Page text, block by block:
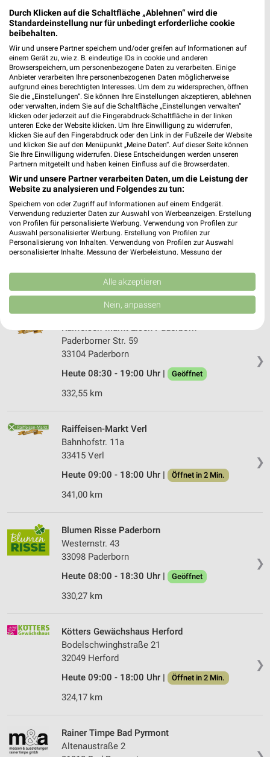
324,83 km
Metallbau Görmann Altenbeken
Sebastianstraße 8
33184 Altenbeken
318,26 km
Raiffeisen-Markt Senne Bielefeld
Friedrichsdorfer Str. 50
33659 Bielefeld
338,88 km
Blumen Risse Biele­feld
Niederwall 1-3
33602 Biele­feld
Heute 08:00 - 18:30 Uhr | Geöffnet
335,99 km
❯
Raiffeisen-Markt Elsen Paderborn
Paderborner Str. 59
33104 Paderborn
Heute 08:30 - 19:00 Uhr |
Geöffnet
332,55 km
❯
Raiffeisen-Markt Verl
Bahnhofstr. 11a
33415 Verl
Heute 09:00 - 18:00 Uhr |
Öffnet in 2 Min.
341,00 km
❯
Blumen Risse Paderborn
Westernstr. 43
33098 Paderborn
Heute 08:00 - 18:30 Uhr |
Geöffnet
330,27 km
❯
Kötters Gewächshaus Herford
Bodelschwinghstraße 21
32049 Herford
Heute 09:00 - 18:00 Uhr |
Öffnet in 2 Min.
324,17 km
Rainer Timpe Bad Pyrmont
Altenaustraße 2
Durch Klicken auf die Schaltfläche „Ablehnen“ wird die
Standardeinstellung nur für unbedingt erforderliche cookie
beibehalten.
Wir und unsere Partner speichern und/oder greifen auf Informationen auf
einem Gerät zu, wie z. B. eindeutige IDs in cookie und anderen
Browserspeichern, um personenbezogene Daten zu verarbeiten. Einige
Anbieter verarbeiten Ihre personenbezogenen Daten möglicherweise
aufgrund eines berechtigten Interesses. Um dem zu widersprechen, öffnen
Sie die „Einstellungen“. Sie können Ihre Einstellungen akzeptieren, ablehnen
oder verwalten, indem Sie auf die Schaltfläche „Einstellungen verwalten“
klicken oder jederzeit auf die Fingerabdruck-Schaltfläche in der linken
unteren Ecke der Website klicken. Um Ihre Einwilligung zu widerrufen,
klicken Sie auf den Fingerabdruck oder den Link in der Fußzeile der Website
und klicken Sie auf den Menüpunkt „Meine Daten“. Auf dieser Seite können
Sie Ihre Einwilligung widerrufen. Diese Entscheidungen werden unseren
Partnern mitgeteilt und haben keinen Einfluss auf die Browserdaten.
Wir und unsere Partner verarbeiten Daten, um die Leistung der
Website zu analysieren und Folgendes zu tun:
Speichern von oder Zugriff auf Informationen auf einem Endgerät.
Verwendung reduzierter Daten zur Auswahl von Werbeanzeigen. Erstellung
von Profilen für personalisierte Werbung. Verwendung von Profilen zur
Auswahl personalisierter Werbung. Erstellung von Profilen zur
Personalisierung von Inhalten. Verwendung von Profilen zur Auswahl
personalisierter Inhalte. Messung der Werbeleistung. Messung der
Kombinationen von Daten aus verschiedenen Quellen. Entwicklung und
Verbesserung der Angebote. Verwendung reduzierter Daten zur Auswahl
von Inhalten.
Daten können außerhalb der Europäischen Union weitergegeben und in die
USA gesendet werden.
Website/App.
Partnerliste anzeigen (1 IAB-Anbieter)
IAB-Verarbeitungszwecke:
Speichern von oder Zugriff auf Informationen
Verwendung reduzierter Daten zur Auswahl von
Werbeanzeigen
Erstellung von Profilen für personalisierte
Erstellung von Profilen zur Personalisierung
von Inhalten
Verwendung von Profilen zur Auswahl
Messung der Performance von Inhalten
Analyse von Zielgruppen durch Statistiken oder
Entwicklung und Verbesserung der Angebote
Verwendung reduzierter Daten zur Auswahl von
Inhalten
Alle akzeptieren
Nein, anpassen